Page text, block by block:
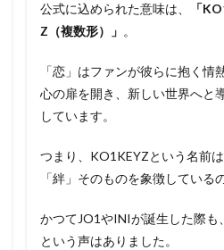
公式に込められた意味は、
「
Z（複数形）」 。
「恋」はファンが彼らに抱く情
心の扉を開き、新しい世界へと
しています。
つまり、KO1KEYZという名前
「絆」そのものを象徴している
かつてJO1やINIが誕生した際も
という声はありました。